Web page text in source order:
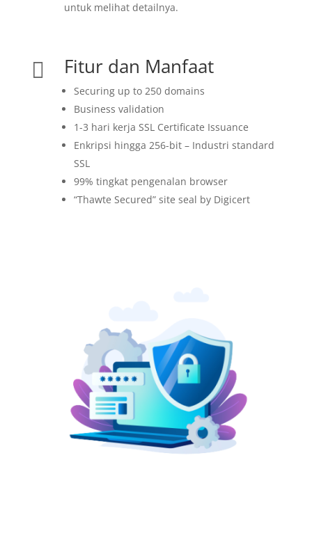
untuk melihat detailnya.
 Fitur dan Manfaat
Securing up to 250 domains
Business validation
1-3 hari kerja SSL Certificate Issuance
Enkripsi hingga 256-bit – Industri standard
SSL
99% tingkat pengenalan browser
“Thawte Secured” site seal by Digicert